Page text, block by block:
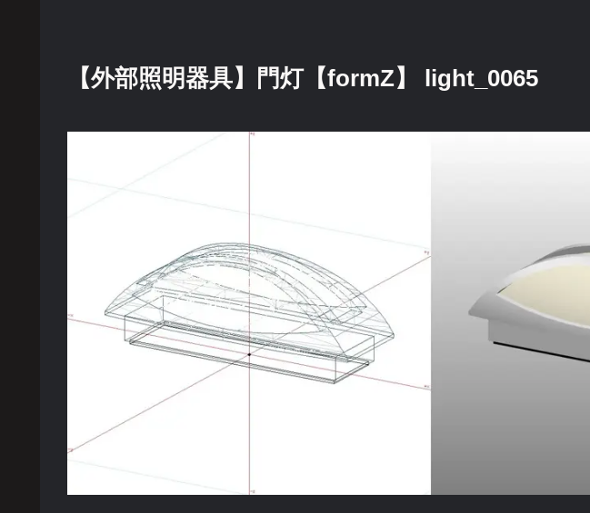
【外部照明器具】門灯【formZ】 light_0065